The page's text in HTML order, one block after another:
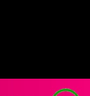
trama
que habría
favorables».